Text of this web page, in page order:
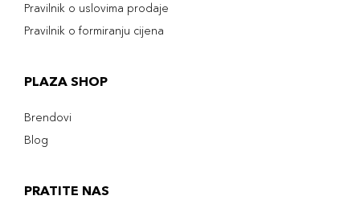
Pravilnik o uslovima prodaje
Pravilnik o formiranju cijena
PLAZA SHOP
Brendovi
Blog
PRATITE NAS